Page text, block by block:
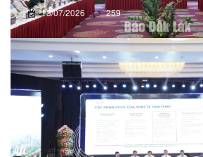
13/07/2026 259